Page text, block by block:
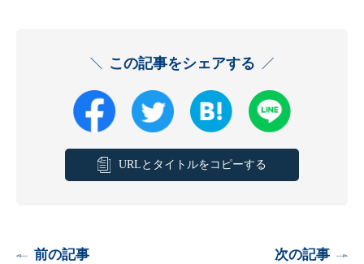
この記事をシェアする
URLとタイトルをコピーする
前の記事 次の記事